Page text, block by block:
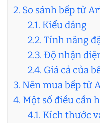
2. So sánh bếp từ
2.1. Kiểu dáng
2.2. Tính năng
2.3. Độ nhận
2.4. Giá cả của
3. Nên mua bếp từ
4. Một số điều cần
4.1. Kích thước